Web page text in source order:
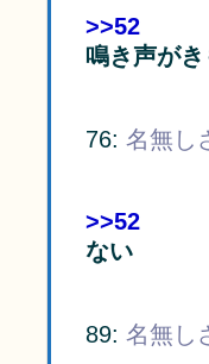
>>52
鳴き声が
76: 名無し
>>52
ない
89: 名無し